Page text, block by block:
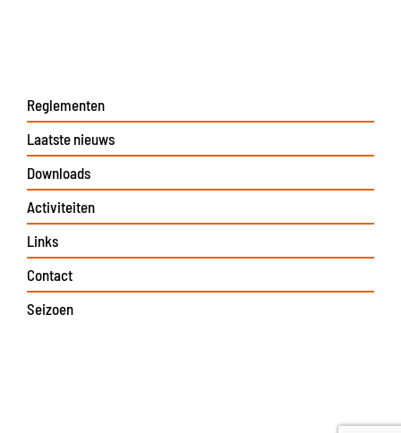
Reglementen
Laatste nieuws
Downloads
Activiteiten
Links
Contact
Seizoen